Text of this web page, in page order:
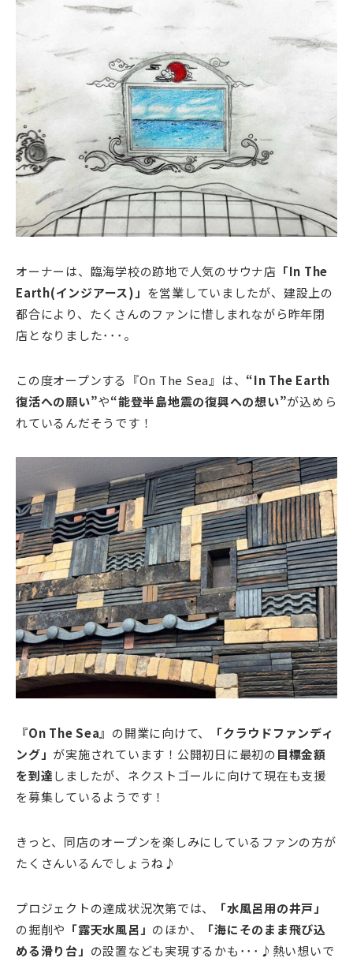
オーナーは、臨海学校の跡地で人気のサウナ店 「In The
Earth(インジアース)」 を営業していましたが、建設上の
都合により、たくさんのファンに惜しまれながら昨年閉
店となりました･･･。
この度オープンする『On The Sea』は、 “In The Earth
復活への願い”や“能登半島地震の復興への想い”が込めら
れているんだそうです！
『On The Sea』 の開業に向けて、
「クラウドファンディ
ング」 が実施されています！公開初日に最初の目標金額
を到達しましたが、ネクストゴールに向けて現在も支援
を募集しているようです！
きっと、同店のオープンを楽しみにしているファンの方が
たくさんいるんでしょうね♪
プロジェクトの達成状況次第では、
「水風呂用の井戸」
の掘削や 「露天水風呂」 のほか、
「海にそのまま飛び込
める滑り台」 の設置なども実現するかも･･･♪熱い想いで